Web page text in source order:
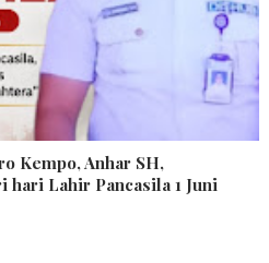
Kempo, Anhar SH,
hari Lahir Pancasila 1 Juni